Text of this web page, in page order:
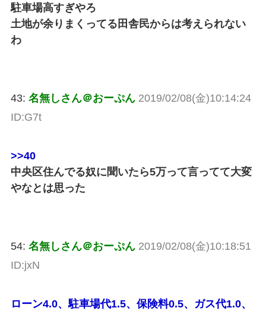
駐車場高すぎやろ
土地が余りまくってる田舎民からは考えられない
わ
43: 名無しさん＠おーぷん 2019/02/08(金)10:14:24
ID:G7t
>>40
中央区住んでる奴に聞いたら5万って言ってて大変
やなとは思った
54: 名無しさん＠おーぷん 2019/02/08(金)10:18:51
ID:jxN
ローン4.0、駐車場代1.5、保険料0.5、ガス代1.0、